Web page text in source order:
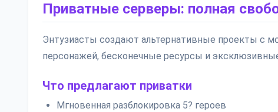
Приватные серверы: полная
Энтузиасты создают альтернативные проекты с
персонажей, бесконечные ресурсы и
Что предлагают приватки
Мгновенная разблокировка 5? героев